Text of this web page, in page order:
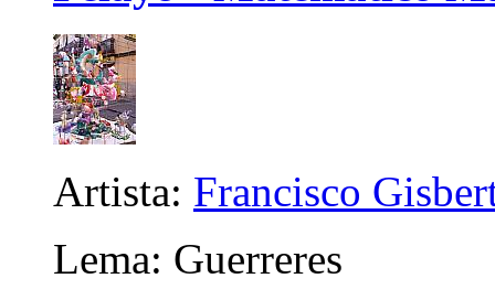
Artista: Francisco
Lema: Guerreres